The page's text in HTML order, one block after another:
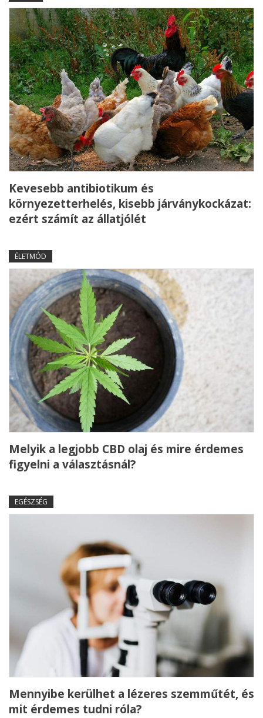
Kevesebb antibiotikum és
környezetterhelés, kisebb járványkockázat:
ezért számít az állatjólét
ÉLETMÓD
Melyik a legjobb CBD olaj és mire érdemes
figyelni a választásnál?
EGÉSZSÉG
Mennyibe kerülhet a lézeres szemműtét, és
mit érdemes tudni róla?